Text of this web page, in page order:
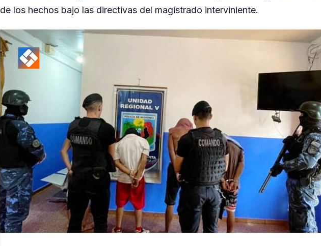
de los hechos bajo las directivas del magistrado interviniente.